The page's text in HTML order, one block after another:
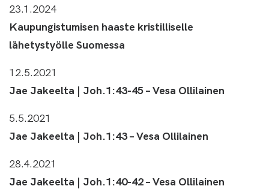
23.1.2024
Kaupungistumisen haaste kristilliselle
lähetystyölle Suomessa
12.5.2021
Jae Jakeelta | Joh.1:43-45 – Vesa Ollilainen
5.5.2021
Jae Jakeelta | Joh.1:43 – Vesa Ollilainen
28.4.2021
Jae Jakeelta | Joh.1:40-42 – Vesa Ollilainen